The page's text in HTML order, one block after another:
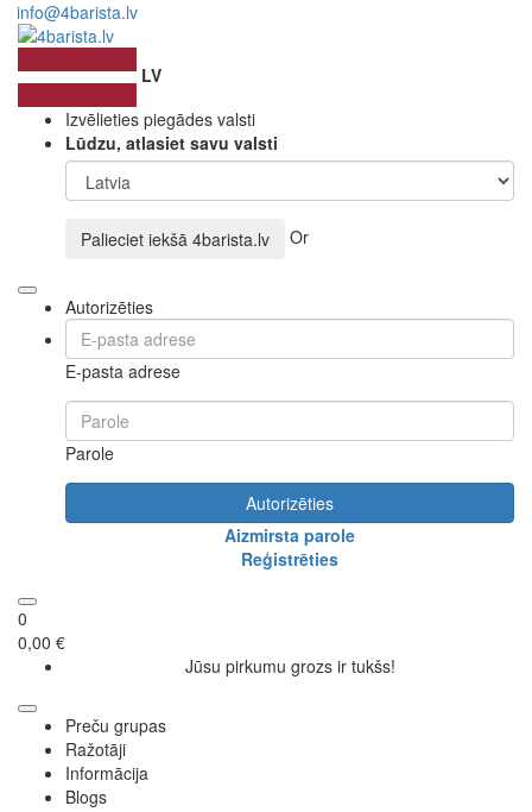
info@4barista.lv
LV
Izvēlieties piegādes valsti
Lūdzu, atlasiet savu valsti
Palieciet iekšā 4barista.lv Or
Autorizēties
E-pasta adrese
Parole
Autorizēties
Aizmirsta parole
Reģistrēties
0
0,00 €
Jūsu pirkumu grozs ir tukšs!
Preču grupas
Ražotāji
Informācija
Blogs